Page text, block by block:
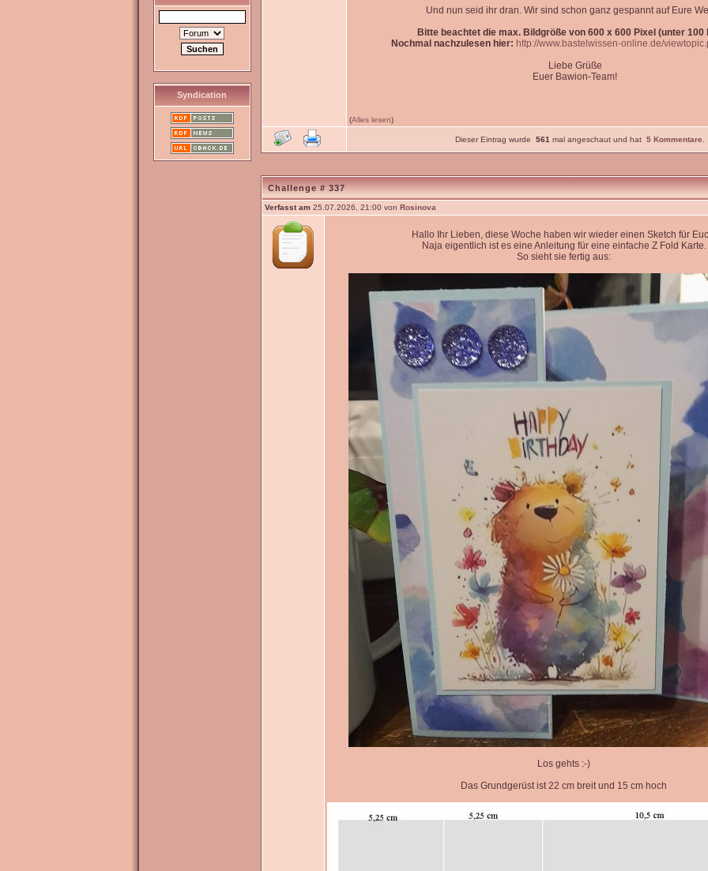
Syndication
Und nun seid ihr dran. Wir sind schon ganz gespannt auf Eure
Bitte beachtet die max. Bildgröße von 600 x 600 Pixel (unter 100
Nochmal nachzulesen hier: http://www.bastelwissen-online.de/
Liebe Grüße
Euer Bawion-Team!
(Alles lesen)
Dieser Eintrag wurde 561 mal angeschaut und hat 5 Kommentare
Challenge # 337
Verfasst am25.07.2026, 21:00 von Rosinova
Hallo Ihr Lieben, diese Woche haben wir wieder einen Sketch für
Naja eigentlich ist es eine Anleitung für eine einfache Z Fold Karte.
So sieht sie fertig aus:
Los gehts :-)
Das Grundgerüst ist 22 cm breit und 15 cm hoch